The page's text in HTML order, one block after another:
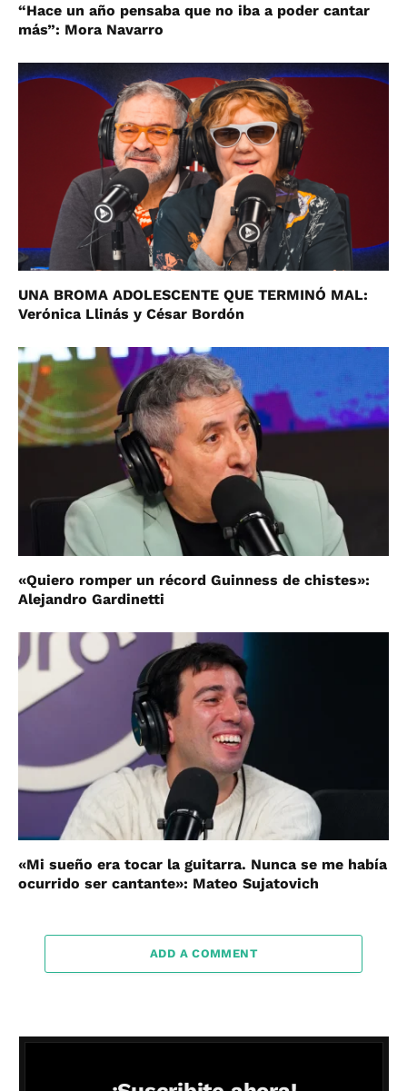
“Hace un año pensaba que no iba a poder cantar
más”: Mora Navarro
UNA BROMA ADOLESCENTE QUE TERMINÓ MAL:
Verónica Llinás y César Bordón
«Quiero romper un récord Guinness de chistes»:
Alejandro Gardinetti
«Mi sueño era tocar la guitarra. Nunca se me había
ocurrido ser cantante»: Mateo Sujatovich
ADD A COMMENT